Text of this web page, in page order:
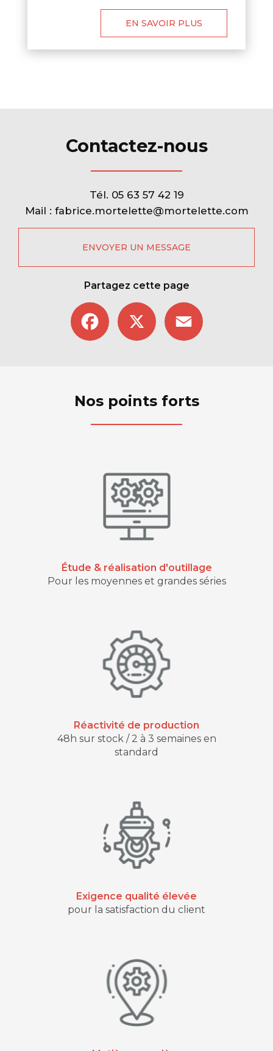
EN SAVOIR PLUS
Contactez-nous
Tél. 05 63 57 42 19
Mail : fabrice.mortelette@mortelette.com
ENVOYER UN MESSAGE
Partagez cette page
Facebook
Nos points forts
Étude & réalisation d'outillage
Pour les moyennes et grandes séries
Réactivité de production
48h sur stock / 2 à 3 semaines en
standard
Exigence qualité élevée
pour la satisfaction du client